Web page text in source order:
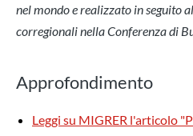
nel mondo e realizzato in seguito
corregionali nella Conferenza di
Approfondimento
Leggi su MIGRER l'articolo